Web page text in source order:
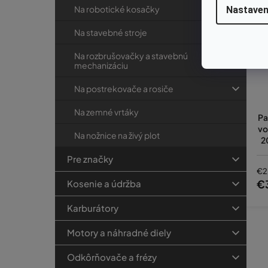
Na robotické kosačky
Na stavebné stroje
Na rozbrušovačky a stavebnú
mechanizáciu
Na postrekovače a rosiče
Na zemné vrtáky
Na nožnice na živý plot
Pre značky
Kosenie a údržba
Karburátory
Motory a náhradné diely
Odkôrňovače a frézy